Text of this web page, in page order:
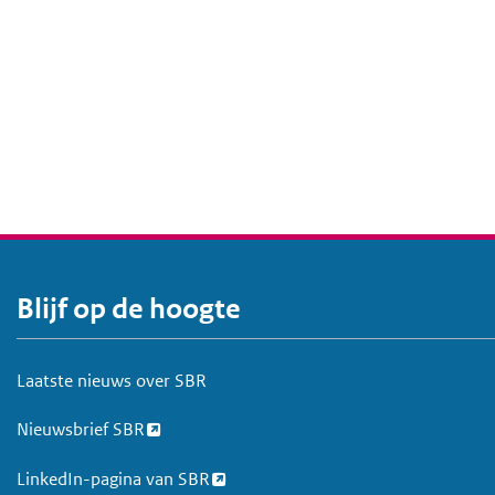
V
o
e
t
Blijf op de hoogte
Laatste nieuws over SBR
Nieuwsbrief SBR
LinkedIn-pagina van SBR